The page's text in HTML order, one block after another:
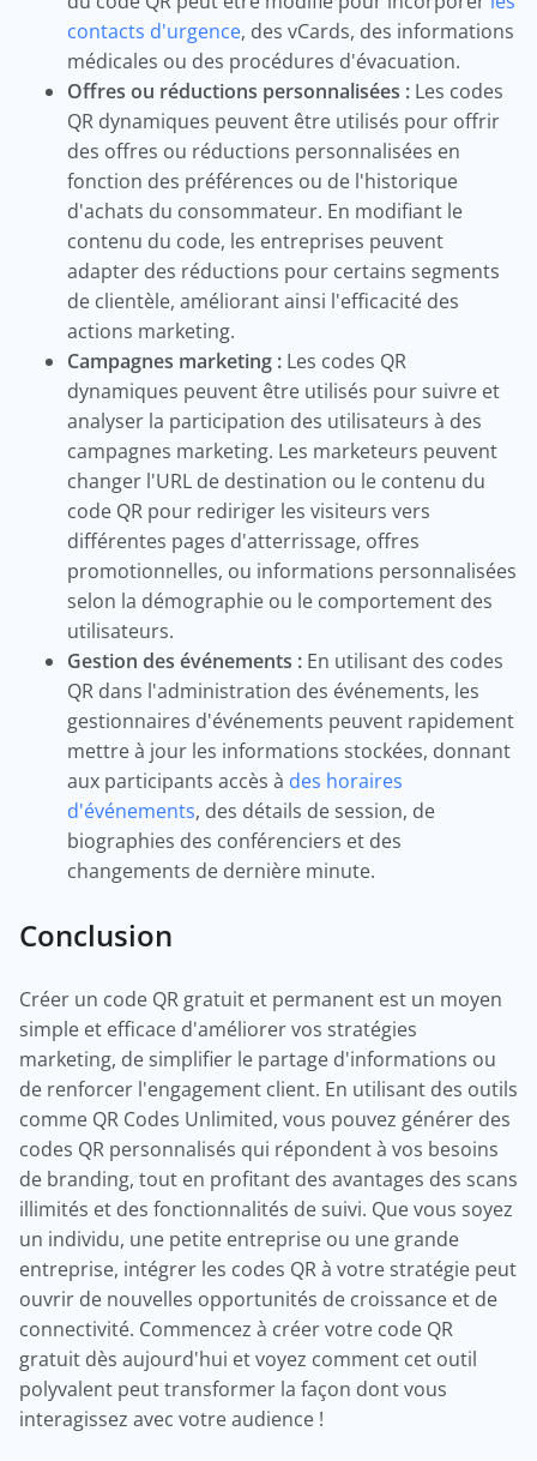
contacts d'urgence, des vCards, des informations
médicales ou des procédures d'évacuation.
Offres ou réductions personnalisées : Les codes
QR dynamiques peuvent être utilisés pour offrir
des offres ou réductions personnalisées en
fonction des préférences ou de l'historique
d'achats du consommateur. En modifiant le
contenu du code, les entreprises peuvent
adapter des réductions pour certains segments
de clientèle, améliorant ainsi l'efficacité des
actions marketing.
Campagnes marketing : Les codes QR
dynamiques peuvent être utilisés pour suivre et
analyser la participation des utilisateurs à des
campagnes marketing. Les marketeurs peuvent
changer l'URL de destination ou le contenu du
code QR pour rediriger les visiteurs vers
différentes pages d'atterrissage, offres
promotionnelles, ou informations personnalisées
selon la démographie ou le comportement des
utilisateurs.
Gestion des événements : En utilisant des codes
QR dans l'administration des événements, les
gestionnaires d'événements peuvent rapidement
mettre à jour les informations stockées, donnant
aux participants accès à des horaires
d'événements, des détails de session, de
biographies des conférenciers et des
changements de dernière minute.
Conclusion
Créer un code QR gratuit et permanent est un moyen
simple et efficace d'améliorer vos stratégies
marketing, de simplifier le partage d'informations ou
de renforcer l'engagement client. En utilisant des outils
comme QR Codes Unlimited, vous pouvez générer des
codes QR personnalisés qui répondent à vos besoins
de branding, tout en profitant des avantages des scans
illimités et des fonctionnalités de suivi. Que vous soyez
un individu, une petite entreprise ou une grande
entreprise, intégrer les codes QR à votre stratégie peut
ouvrir de nouvelles opportunités de croissance et de
connectivité. Commencez à créer votre code QR
gratuit dès aujourd'hui et voyez comment cet outil
polyvalent peut transformer la façon dont vous
interagissez avec votre audience !